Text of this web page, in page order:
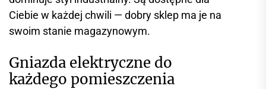
Ciebie w każdej chwili — dobry sklep ma je na
swoim stanie magazynowym.
Gniazda elektryczne do
każdego pomieszczenia